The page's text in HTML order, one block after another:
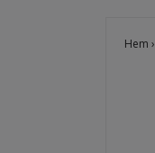
Hem ›